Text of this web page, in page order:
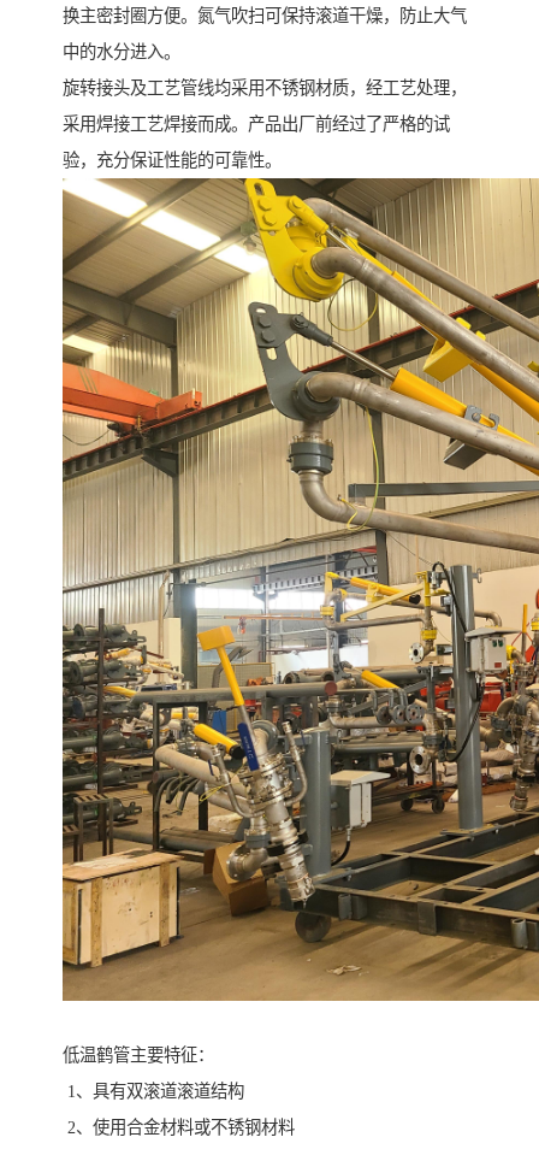
换主密封圈方便。氮气吹扫可保持滚道干燥，防止大气
中的水分进入。
旋转接头及工艺管线均采用不锈钢材质，经工艺处理，
采用焊接工艺焊接而成。产品出厂前经过了严格的试
验，充分保证性能的可靠性。
低温鹤管主要特征：
1、具有双滚道滚道结构
2、使用合金材料或不锈钢材料